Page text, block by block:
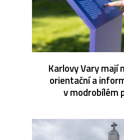
Karlovy Vary mají
orientační a
v modrobílém